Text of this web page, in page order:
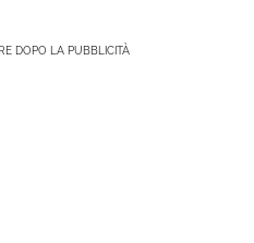
DOPO LA PUBBLICITÀ